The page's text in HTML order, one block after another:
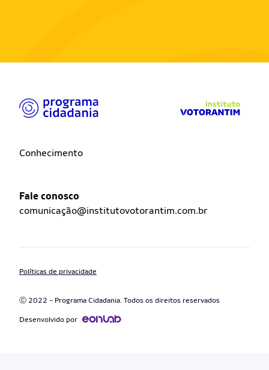
Conhecimento
Fale conosco
comunicação@institutovotorantim.com.br
Ⓒ 2022 - Programa Cidadania. Todos os direitos reservados
Políticas de privacidade
Desenvolvido por